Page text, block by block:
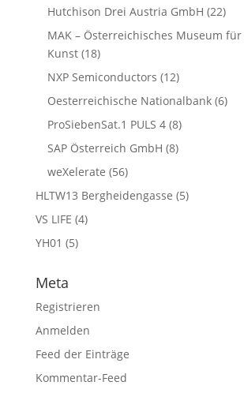
Hutchison Drei Austria GmbH (22)
MAK – Österreichisches Museum
Kunst(18)
NXP Semiconductors (12)
Oesterreichische Nationalbank(6)
ProSiebenSat.1 PULS 4(8)
SAP Österreich GmbH (8)
weXelerate (56)
HLTW13 Bergheidengasse (5)
VS LIFE (4)
YH01 (5)
Meta
Registrieren
Anmelden
Feed der Einträge
Kommentar-Feed